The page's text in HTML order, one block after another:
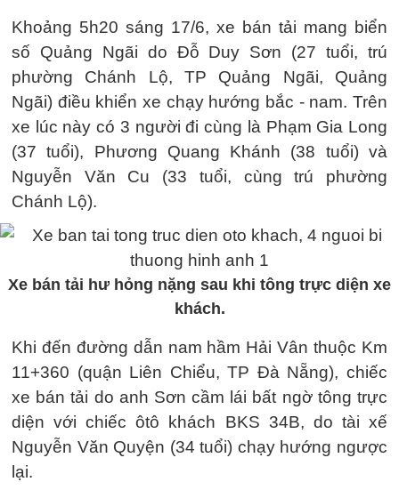
Khoảng 5h20 sáng 17/6, xe bán tải mang biển
số Quảng Ngãi do Đỗ Duy Sơn (27 tuổi, trú
phường Chánh Lộ, TP Quảng Ngãi, Quảng
Ngãi) điều khiển xe chạy hướng bắc - nam. Trên
xe lúc này có 3 người đi cùng là Phạm Gia Long
(37 tuổi), Phương Quang Khánh (38 tuổi) và
Nguyễn Văn Cu (33 tuổi, cùng trú phường
Chánh Lộ).
Xe bán tải hư hỏng nặng sau khi tông trực diện xe
khách.
Khi đến đường dẫn nam hầm Hải Vân thuộc Km
11+360 (quận Liên Chiểu, TP Đà Nẵng), chiếc
xe bán tải do anh Sơn cầm lái bất ngờ tông trực
diện với chiếc ôtô khách BKS 34B, do tài xế
Nguyễn Văn Quyện (34 tuổi) chạy hướng ngược
lại.